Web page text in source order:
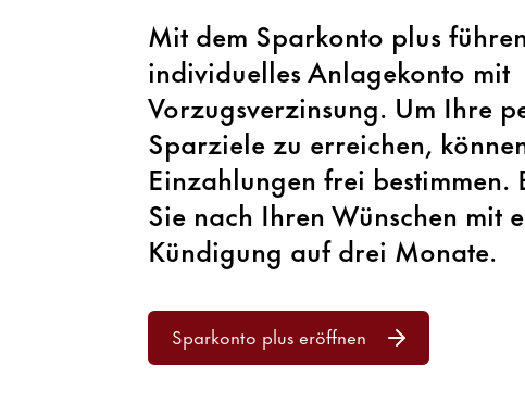
Mit dem Sparkonto plus
individuelles Anlagekonto mit
Vorzugsverzinsung. Um Ihre
Sparziele zu erreichen,
Einzahlungen frei bestimmen.
Sie nach Ihren Wünschen mit
Kündigung auf drei Monate.
Sparkonto plus eröffnen